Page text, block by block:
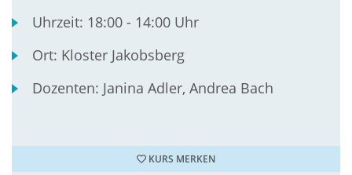
Uhrzeit: 18:00 - 14:00 Uhr
Ort: Kloster Jakobsberg
Dozenten: Janina Adler, Andrea Bach
KURS MERKEN